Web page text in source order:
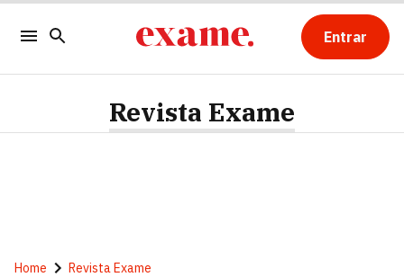
Entrar
Revista Exame
Home Revista Exame